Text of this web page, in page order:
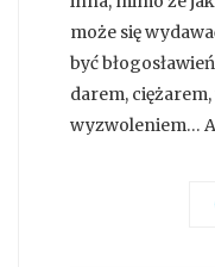
może się
być
darem,
wyzwoleniem…